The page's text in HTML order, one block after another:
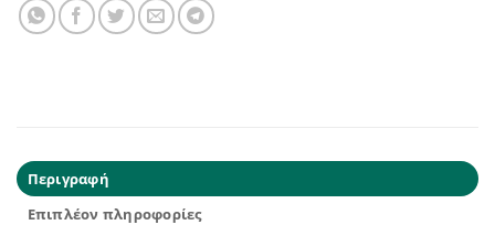
Περιγραφή
Επιπλέον πληροφορίες